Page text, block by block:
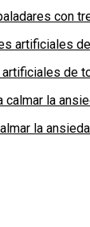
con
de
la